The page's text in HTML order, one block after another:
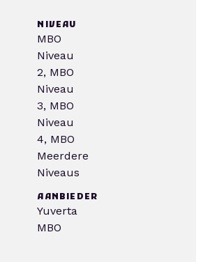
NIVEAU
MBO
Niveau
2, MBO
Niveau
3, MBO
Niveau
4, MBO
Meerdere
Niveaus
AANBIEDER
Yuverta
MBO